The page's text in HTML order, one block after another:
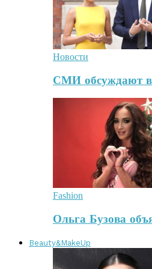
Новости
СМИ обсуждают
Fashion
Ольга Бузова
Beauty&MakeUp